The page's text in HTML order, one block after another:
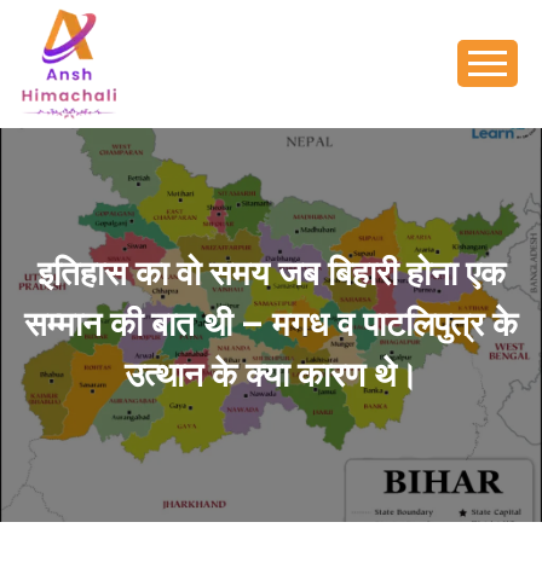
इतिहास का वो समय जब बिहारी होना एक
सम्मान की बात थी – मगध व पाटलिपुत्र के
उत्थान के क्या कारण थे।